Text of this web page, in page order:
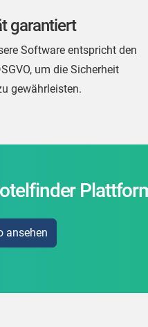
garantiert
Software entspricht den
um die Sicherheit
gewährleisten.
ansehen